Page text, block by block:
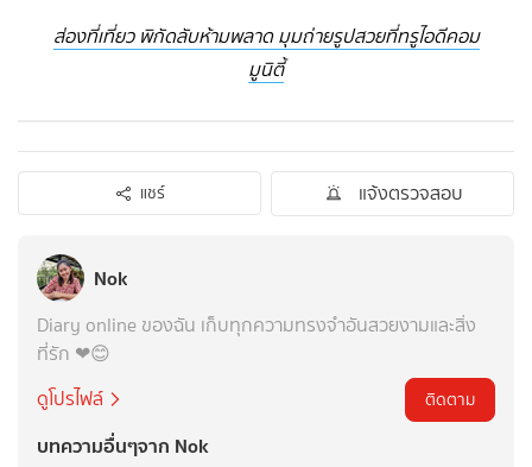
ส่องที่เที่ยว พิกัดลับห้ามพลาด มุมถ่ายรูปสวยที่ทรูไอดีคอม
มูนิตี้
แชร์ แจ้งตรวจสอบ
Nok
Diary online ของฉัน เก็บทุกความทรงจำอันสวยงามและสิ่ง
ที่รัก ❤😊
ดูโปรไฟล์
ติดตาม
บทความอื่นๆจาก Nok